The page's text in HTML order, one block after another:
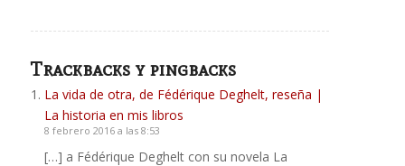
Trackbacks y pingbacks
La vida de otra, de Fédérique Deghelt, reseña |
La historia en mis libros
8 febrero 2016 a las 8:53
[…] a Fédérique Deghelt con su novela La